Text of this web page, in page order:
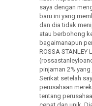
saya dengan
baru ini yang
dan dia tidak
atau berbohong
bagaimanapun
ROSSA STANLEY
pinjaman 2%
Serikat setelah
perusahaan
tentang